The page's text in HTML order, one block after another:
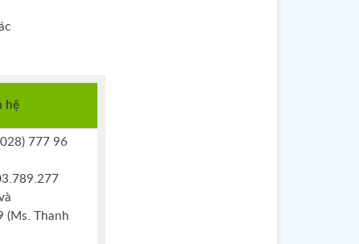
hệ
777 96
(Ms. Thanh